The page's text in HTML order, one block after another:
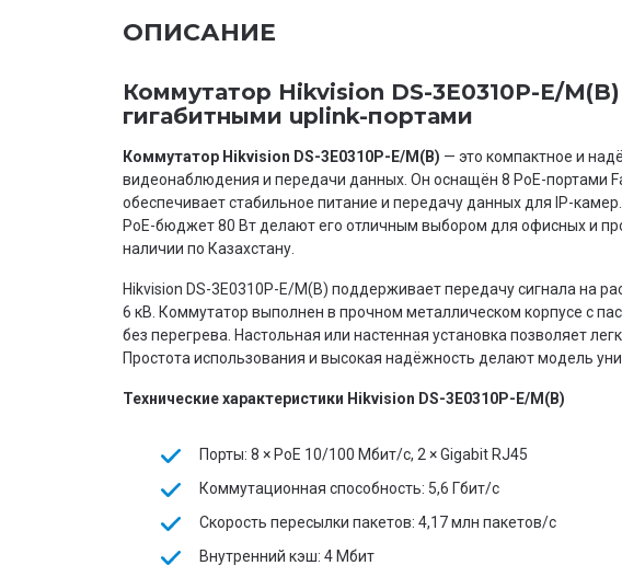
ОПИСАНИЕ
Коммутатор Hikvision DS-3E0310P-E/
гигабитными uplink-портами
Коммутатор Hikvision DS-3E0310P-E/M(B) — это компактное и
видеонаблюдения и передачи данных. Он оснащён 8 PoE-портами
обеспечивает стабильное питание и передачу данных для IP-
PoE-бюджет 80 Вт делают его отличным выбором для офисных и
наличии по Казахстану.
Hikvision DS-3E0310P-E/M(B) поддерживает передачу сигнала на
6 кВ. Коммутатор выполнен в прочном металлическом корпусе с
без перегрева. Настольная или настенная установка позволяет
Простота использования и высокая надёжность делают модель
Технические характеристики Hikvision DS-3E0310P-E/M(B)
Порты: 8 × PoE 10/100 Мбит/с, 2 × Gigabit RJ45
Коммутационная способность: 5,6 Гбит/с
Скорость пересылки пакетов: 4,17 млн пакетов/с
Внутренний кэш: 4 Мбит